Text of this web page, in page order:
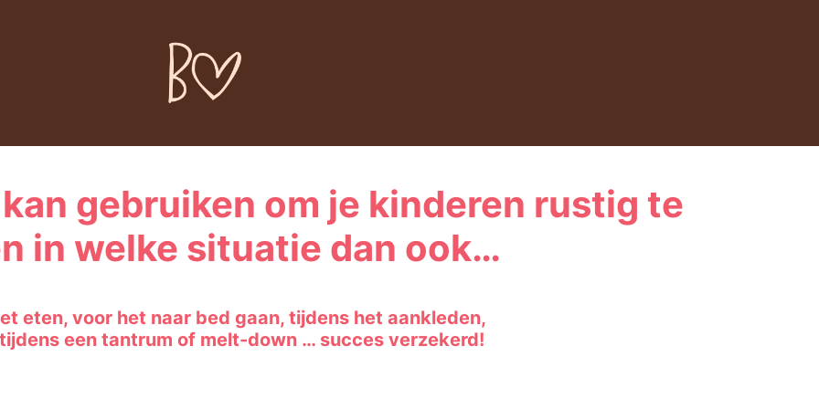
kan gebruiken om je kinderen rustig te
in welke situatie dan ook…
eten, voor het naar bed gaan, tijdens het aankleden,
een tantrum of melt-down … succes verzekerd!